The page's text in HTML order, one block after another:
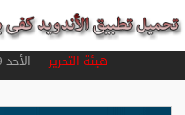
هيئة التحريرالأحد 09 غشت 2026 العدد : 5493